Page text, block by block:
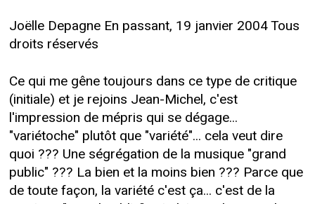
Joëlle Depagne En passant, 19 janvier 2004 Tous
droits réservés
Ce qui me gêne toujours dans ce type de critique
(initiale) et je rejoins Jean-Michel, c'est
l'impression de mépris qui se dégage...
"variétoche" plutôt que "variété"... cela veut dire
quoi ??? Une ségrégation de la musique "grand
public" ??? La bien et la moins bien ??? Parce que
de toute façon, la variété c'est ça... c'est de la